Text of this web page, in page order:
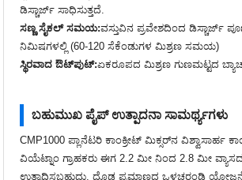
ಡಿಸ್ಚಾರ್ಜ್ ಸಾಧಿಸುತ್ತದೆ.
ಸಣ್ಣ ಸೈಕಲ್ ಸಮಯ:ವಸ್ತುವಿನ ಪ್ರವೇಶದಿಂದ ಡಿಸ್ಚಾರ್ಜ್
ನಿಮಿಷಗಳಲ್ಲಿ (60-120 ಸೆಕೆಂಡುಗಳ ಮಿಶ್ರಣ ಸಮಯ)
ಸ್ಥಿರವಾದ ಔಟ್‌ಪುಟ್:ಏಕರೂಪದ ಮಿಶ್ರಣ ಗುಣಮಟ್ಟದ
ಬಹುಮುಖ ಪೈಪ್ ಉತ್ಪಾದನಾ ಸಾಮರ್ಥ್ಯಗಳು
CMP1000 ಪ್ಲಾನೆಟರಿ ಕಾಂಕ್ರೀಟ್ ಮಿಕ್ಸರ್‌ನ ವಿಶ್ವಾಸಾರ್ಹ
ವಿಯೆಟ್ನಾಂ ಗ್ರಾಹಕರು ಈಗ 2.2 ಮೀ ನಿಂದ 2.8 ಮೀ ವ್ಯಾಸದ
ಉತ್ಪಾದಿಸಬಹುದು, ದೊಡ್ಡ ಪ್ರಮಾಣದ ಒಳಚರಂಡಿ